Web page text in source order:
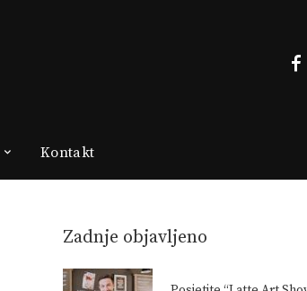
Kontakt
Zadnje objavljeno